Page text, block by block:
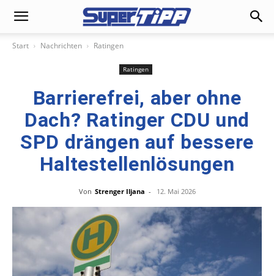
Start Nachrichten Ratingen
Ratingen
Barrierefrei, aber ohne
Dach? Ratinger CDU und
SPD drängen auf bessere
Haltestellenlösungen
Von Strenger Iljana - 12. Mai 2026